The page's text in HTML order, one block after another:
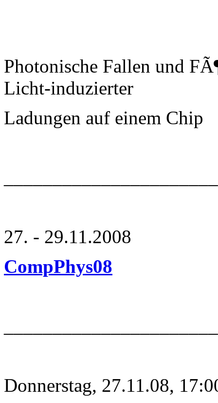
Photonische Fallen und
Licht-induzierter
Ladungen auf einem Chip
27. - 29.11.2008
CompPhys08
Donnerstag, 27.11.08,